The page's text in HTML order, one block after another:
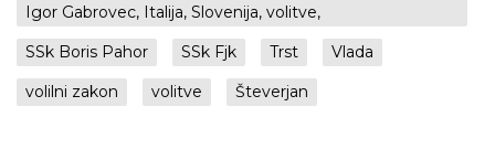
Igor Gabrovec, Italija, Slovenija, volitve,
SSk Boris Pahor
SSk Fjk Trst
Vlada
volilni zakon
volitve Števerjan